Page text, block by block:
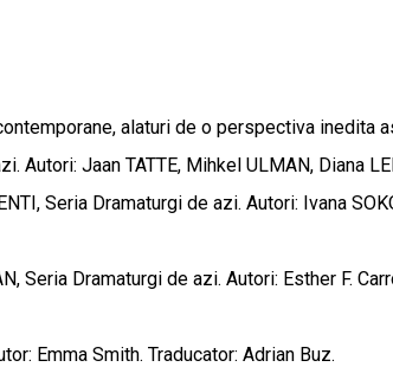
alaturi de o perspectiva inedita
Autori: Jaan TATTE, Mihkel ULMAN, Diana
Seria Dramaturgi de azi. Autori: Ivana
Seria Dramaturgi de azi. Autori: Esther F.
Emma Smith. Traducator: Adrian Buz.